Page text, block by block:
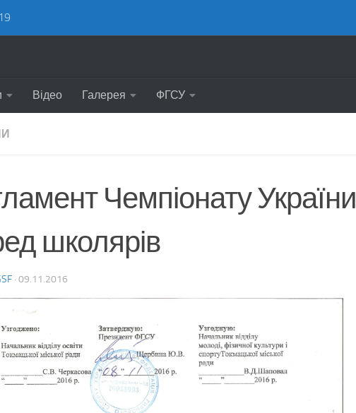
Відео Галерея ФГСУ
Чемпіонату України
школярів
· 09.11.2016